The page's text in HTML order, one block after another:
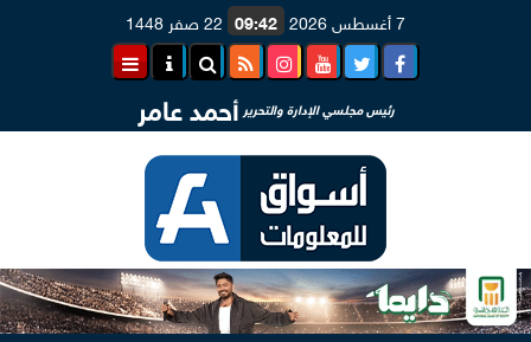
7 أغسطس 2026 09:42 22 صفر 1448
رئيس مجلسي الإدارة والتحرير أحمد عامر